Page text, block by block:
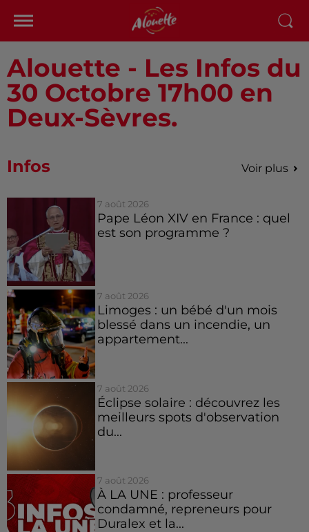
Alouette - Les Infos du
30 Octobre 17h00 en
Deux-Sèvres.
Infos Voir plus
7 août 2026
Pape Léon XIV en France : quel
est son programme ?
7 août 2026
Limoges : un bébé d'un mois
blessé dans un incendie, un
appartement...
7 août 2026
Éclipse solaire : découvrez les
meilleurs spots d'observation
du...
7 août 2026
À LA UNE : professeur
condamné, repreneurs pour
Duralex et la...